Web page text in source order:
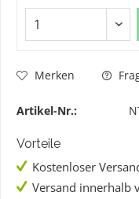
Merken
Artikel-Nr.:
Vorteile
Kostenloser
Versand innerhalb